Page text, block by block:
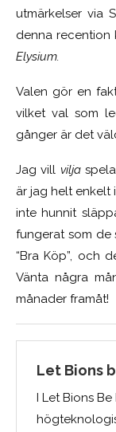
utmärkelser via
denna recention
Elysium.
Valen gör en
vilket val som
gånger är det
Jag vill viljaspela
är jag helt enkelt
inte hunnit
fungerat som de
“Bra Köp”, och
Vänta några
månader framåt!
Let Bions
I Let Bions